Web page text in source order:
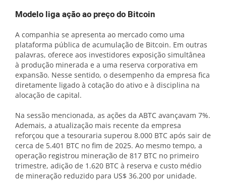
Modelo liga ação ao preço do Bitcoin
A companhia se apresenta ao mercado como uma
plataforma pública de acumulação de Bitcoin. Em outras
palavras, oferece aos investidores exposição simultânea
à produção minerada e a uma reserva corporativa em
expansão. Nesse sentido, o desempenho da empresa fica
diretamente ligado à cotação do ativo e à disciplina na
alocação de capital.
Na sessão mencionada, as ações da ABTC avançavam 7%.
Ademais, a atualização mais recente da empresa
reforçou que a tesouraria superou 8.000 BTC após sair de
cerca de 5.401 BTC no fim de 2025. Ao mesmo tempo, a
operação registrou mineração de 817 BTC no primeiro
trimestre, adição de 1.620 BTC à reserva e custo médio
de mineração reduzido para US$ 36.200 por unidade.